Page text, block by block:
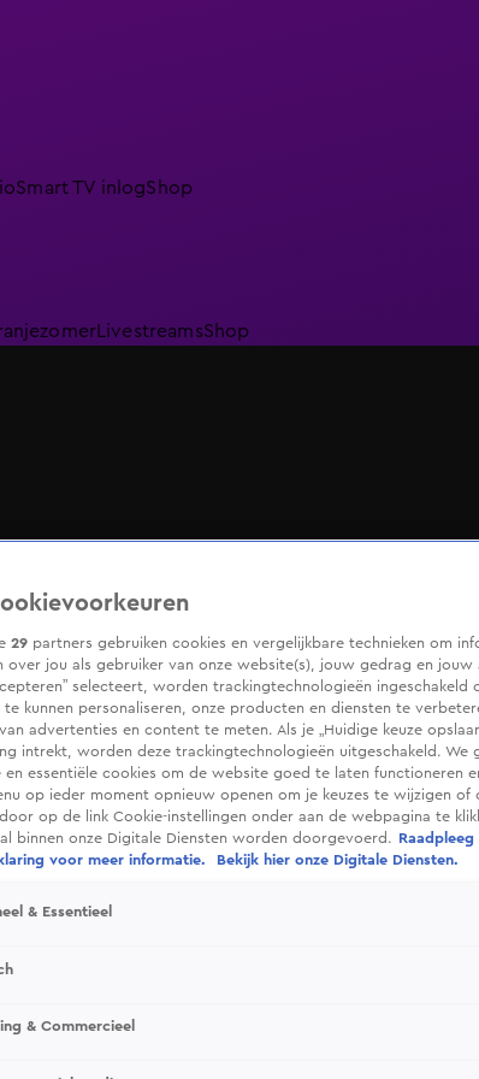
Smart TV inlogShop
LivestreamsShop
29 partners gebruiken cookies en vergelijkbare technieken om
over jou als gebruiker van onze website(s), jouw gedrag en jouw
selecteert, worden trackingtechnologieën ingeschakeld
kunnen personaliseren, onze producten en diensten te
advertenties en content te meten. Als je „Huidige keuze
intrekt, worden deze trackingtechnologieën uitgeschakeld. We
en essentiële cookies om de website goed te laten functioneren
op ieder moment opnieuw openen om je keuzes te wijzigen of
op de link Cookie-instellingen onder aan de webpagina te
binnen onze Digitale Diensten worden doorgevoerd.
Raadpleeg
voor meer informatie.
Bekijk hier onze Digitale Diensten.
& Essentieel
& Commercieel